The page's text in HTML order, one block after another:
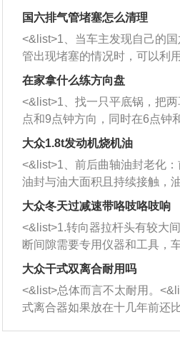
牌，但是中高低端的轮胎都有生
也是为了更好的开拓市场。
国六排气管堵塞怎么清理
<&list>1、当车主发现自己的
管出现堵塞的情况时，可以利
者是细棍，直接将杂物给取出
堵塞情况比较严重，也可以采
施。 <&list>2、直接利用木棍
杂物推到排气管里面的位置处
三元催化器拆解开，就可以将堵
西取出来。但如果是因为积碳
的堵塞，就需要将三元催化器
洗剂对堵塞的情况得到解决，将
放在燃油箱中，与燃油混合后
动时，就可以和汽油一起进入
室，最后形成废气排出，就可
催化器得到清洗，排气管堵塞
能够得到解决。
在家拿什么练方向盘
<&list>1、找一只平底锅，把
点和9点钟方向，同时在6点钟
方向做一个标记。 <&list>2、双
一圈半的练习，往右同样也要
圈数。 <&list>3、最后强调要
习，这样就可以形成肌肉记忆，
驾驶车辆时，不需要记忆也能
向。
大众1.8t发动机烧机油
<&list>1、前后曲轴油封老化
油封与油大面积且持续接触，
和发动机内持续温度变化使其
逐渐减弱，导致渗油或漏油。
活塞间隙过大：积碳会使活塞
的间隙扩大，导致机油流入燃
造成烧机油。<&list>3、机油粘
机油粘度过小的话，同样会有
象，机油粘度过小具有很好的流
大众冬天过减速带咯吱咯吱响
<&list>1.转向器拉杆头有较大
断间隙需要专用仪器和工具，
无法制作，需要将车辆送到修
店；<&list>2.车辆半轴套管防尘
裂，破裂后会出现漏油现象，
损严重，磨损的半轴容易损坏，
响；<&list>3.稳定器的转向胶
大众干式双离合耐用吗
<&list>总体而言不太耐用。
式离合器如果放在十几年前还